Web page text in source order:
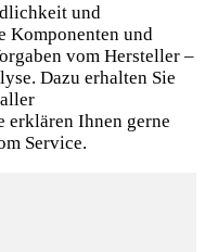
und
Komponenten und
vom Hersteller –
Dazu erhalten Sie
erklären Ihnen gerne
Service.